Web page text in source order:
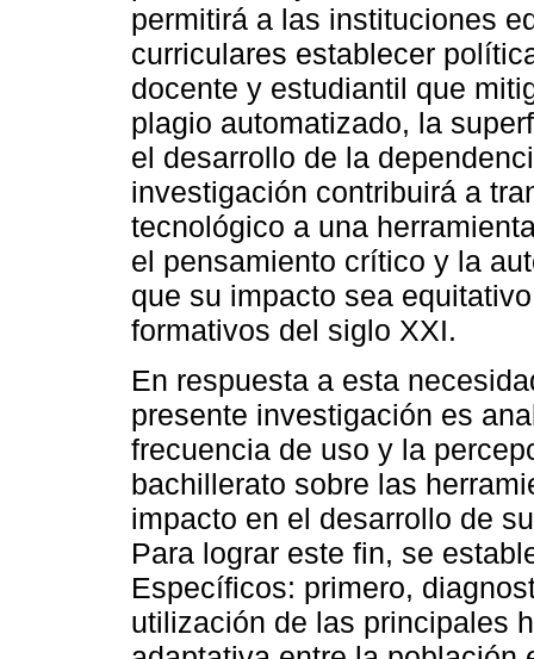
permitirá a las instituciones
curriculares establecer
docente y estudiantil que
plagio automatizado, la
el desarrollo de la
investigación contribuirá a
tecnológico a una
el pensamiento crítico y la
que su impacto sea
formativos del siglo XXI.
En respuesta a esta
presente investigación es
frecuencia de uso y la
bachillerato sobre las
impacto en el desarrollo de
Para lograr este fin, se
Específicos: primero,
utilización de las principales